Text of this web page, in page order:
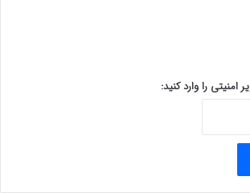
امنیتی را وارد کنید: